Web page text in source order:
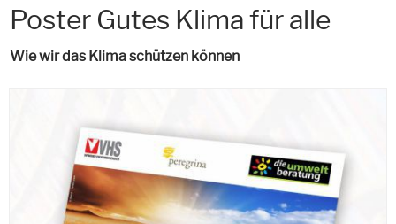
Poster Gutes Klima für alle
Wie wir das Klima schützen können